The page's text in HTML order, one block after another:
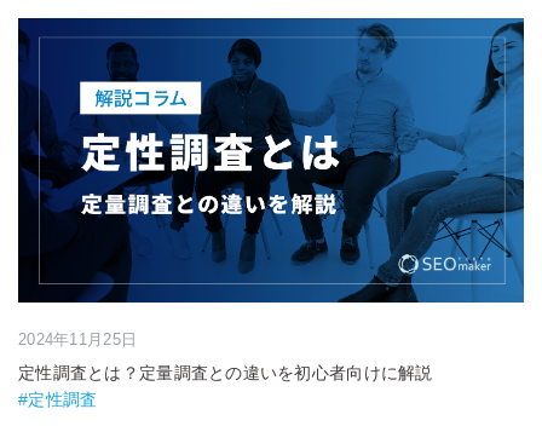
2024年11月25日
定性調査とは？定量調査との違いを初心者向けに解説
#定性調査